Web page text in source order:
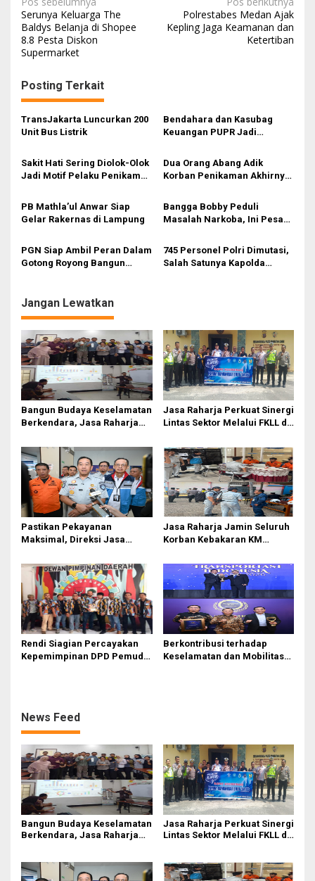
N
a
v
g
a
s
p
o
s
Serunya Keluarga The
Baldys Belanja di Shopee
8.8 Pesta Diskon
Supermarket
Polrestabes Medan Ajak
Kepling Jaga Keamanan dan
Ketertiban
Posting Terkait
TransJakarta Luncurkan 200
Unit Bus Listrik
Bendahara dan Kasubag
Keuangan PUPR Jadi
Sakit Hati Sering Diolok-Olok
Jadi Motif Pelaku Penikaman
Dua Orang Abang Adik
Korban Penikaman Akhirnya
PB Mathla’ul Anwar Siap
Gelar Rakernas di Lampung
Bangga Bobby Peduli
Masalah Narkoba, Ini Pesan
PGN Siap Ambil Peran Dalam
Gotong Royong Bangun
745 Personel Polri Dimutasi,
Salah Satunya Kapolda
Jangan Lewatkan
Bangun Budaya Keselamatan
Berkendara, Jasa Raharja
Pasifik Medan Industri
Jasa Raharja Perkuat Sinergi
Lintas Sektor Melalui FKLL di
Pastikan Pekayanan
Maksimal, Direksi Jasa
Kebakaran KM Mutiara
Sentosa II
Jasa Raharja Jamin Seluruh
Korban Kebakaran KM
Perairan Sumenep
Rendi Siagian Percayakan
Kepemimpinan DPD Pemuda
Berkontribusi terhadap
Keselamatan dan Mobilitas
News Feed
Bangun Budaya Keselamatan
Berkendara, Jasa Raharja
Jasa Raharja Perkuat Sinergi
Lintas Sektor Melalui FKLL di